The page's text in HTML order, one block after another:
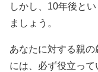
しかし、10年後と
ましょう。
あなたに対する親
には、必ず役立って